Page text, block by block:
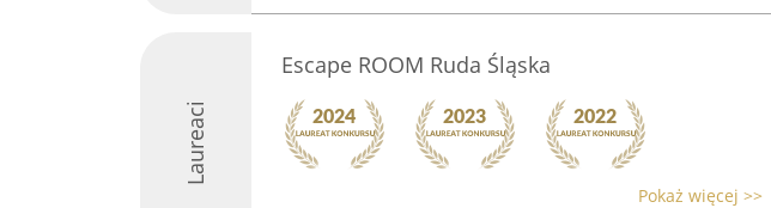
Laureaci
Escape ROOM Ruda Śląska
Pokaż więcej >>